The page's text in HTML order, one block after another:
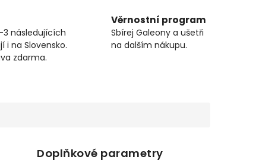
následujících
i na Slovensko.
zdarma.
Věrnostní program
Sbírej Galeony a ušetři
na dalším nákupu.
Doplňkové parametry